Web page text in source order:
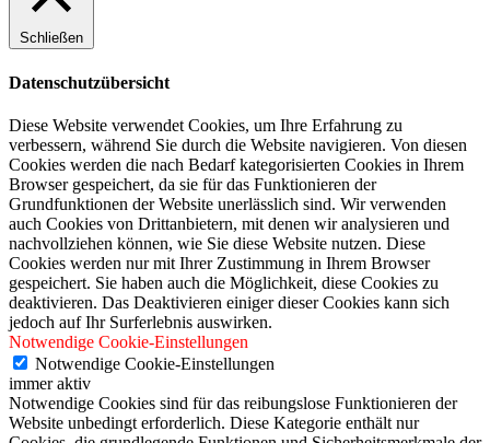
Schließen
Datenschutzübersicht
Diese Website verwendet Cookies, um Ihre Erfahrung zu
verbessern, während Sie durch die Website navigieren. Von diesen
Cookies werden die nach Bedarf kategorisierten Cookies in Ihrem
Browser gespeichert, da sie für das Funktionieren der
Grundfunktionen der Website unerlässlich sind. Wir verwenden
auch Cookies von Drittanbietern, mit denen wir analysieren und
nachvollziehen können, wie Sie diese Website nutzen. Diese
Cookies werden nur mit Ihrer Zustimmung in Ihrem Browser
gespeichert. Sie haben auch die Möglichkeit, diese Cookies zu
deaktivieren. Das Deaktivieren einiger dieser Cookies kann sich
jedoch auf Ihr Surferlebnis auswirken.
Notwendige Cookie-Einstellungen
Notwendige Cookie-Einstellungen
immer aktiv
Notwendige Cookies sind für das reibungslose Funktionieren der
Website unbedingt erforderlich. Diese Kategorie enthält nur